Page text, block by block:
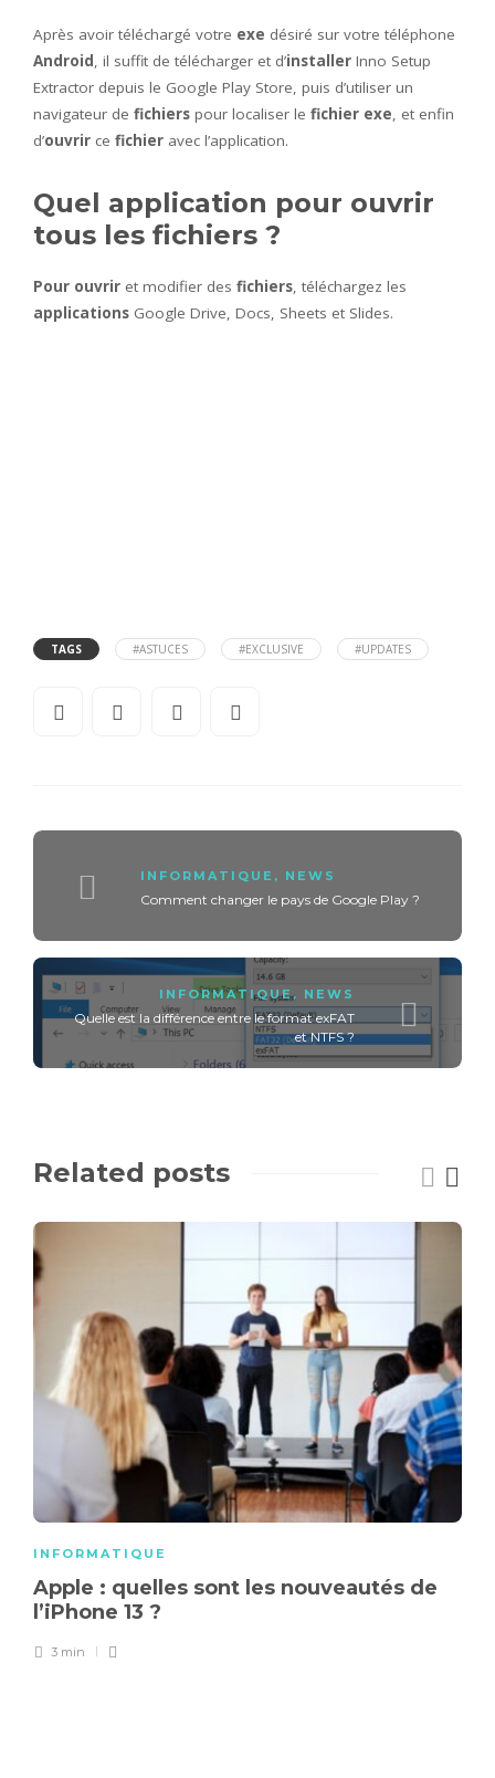
Après avoir téléchargé votre exe désiré sur votre téléphone
Android, il suffit de télécharger et d’installer Inno Setup
Extractor depuis le Google Play Store, puis d’utiliser un
navigateur de fichiers pour localiser le fichier exe, et enfin
d’ouvrir ce fichier avec l’application.
Quel application pour ouvrir
tous les fichiers ?
Pour ouvrir et modifier des fichiers, téléchargez les
applications Google Drive, Docs, Sheets et Slides.
TAGS #ASTUCES #EXCLUSIVE #UPDATES
INFORMATIQUE , NEWS
Comment changer le pays de Google Play ?
INFORMATIQUE, NEWS
Quelle est la différence entre le format exFAT
et NTFS ?
Related posts
INFORMATIQUE
Apple : quelles sont les nouveautés de
l’iPhone 13 ?
3 min